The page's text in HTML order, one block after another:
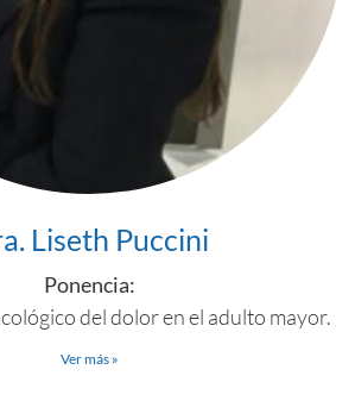
Liseth Puccini
Ponencia:
del dolor en el adulto mayor.
Ver más »